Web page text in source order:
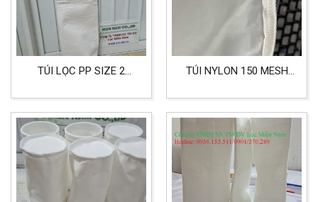
TÚI LỌC PP SIZE 2
POLYPROPYLEN
TÚI NYLON 150 MESH
CHUYÊN CHO NHÀ MÁY
SẢN XUẤT SƠN